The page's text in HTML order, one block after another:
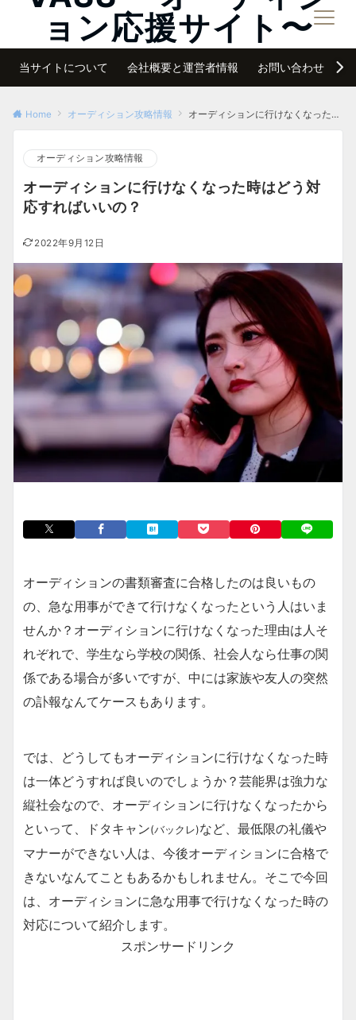
ョン応援サイト〜メニュー
当サイトについて 会社概要と運営者情報 お問い合わせ
Home オーディション攻略情報 オーディションに行けなくなった時はどう対応すればいいの？
オーディション攻略情報
オーディションに行けなくなった時はどう対
応すればいいの？
2022年9月12日
オーディションの書類審査に合格したのは良いもの
の、急な用事ができて行けなくなったという人はいま
せんか？オーディションに行けなくなった理由は人そ
れぞれで、学生なら学校の関係、社会人なら仕事の関
係である場合が多いですが、中には家族や友人の突然
の訃報なんてケースもあります。
では、どうしてもオーディションに行けなくなった時
は一体どうすれば良いのでしょうか？芸能界は強力な
縦社会なので、オーディションに行けなくなったから
といって、ドタキャン(バックレ)など、最低限の礼儀や
マナーができない人は、今後オーディションに合格で
きないなんてこともあるかもしれません。そこで今回
は、オーディションに急な用事で行けなくなった時の
対応について紹介します。
スポンサードリンク